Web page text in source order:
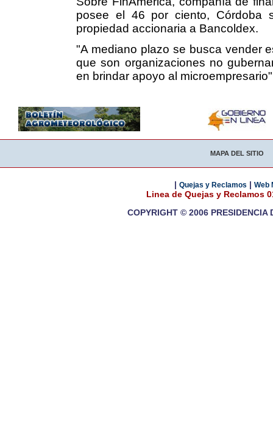
posee el 46 por ciento, Córdoba
propiedad accionaria a Bancoldex.
"A mediano plazo se busca vender
que son organizaciones no
en brindar apoyo al
MAPA DEL SITIO
| Quejas y Reclamos | Web
Linea de Quejas y Reclamos
COPYRIGHT © 2006 PRESIDENCIA